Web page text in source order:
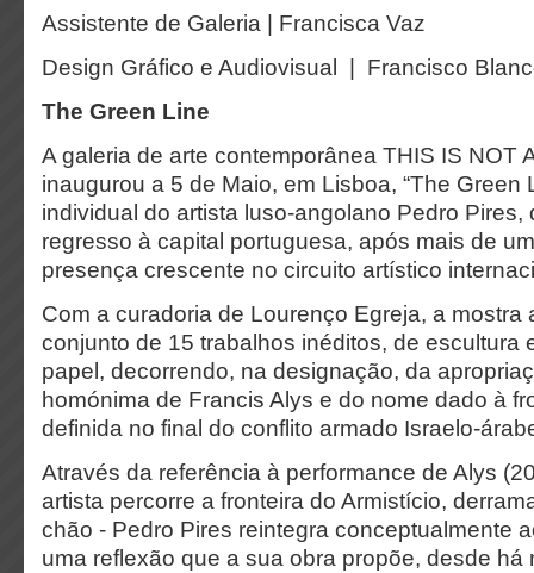
Assistente de Galeria | Francisca Vaz
Design Gráfico e Audiovisual | Francisco
The Green Line
A galeria de arte contemporânea THIS IS NOT
inaugurou a 5 de Maio, em Lisboa, “The Green
individual do artista luso-angolano Pedro Pires,
regresso à capital portuguesa, após mais de
presença crescente no circuito artístico
Com a curadoria de Lourenço Egreja, a mostra
conjunto de 15 trabalhos inéditos, de escultura
papel, decorrendo, na designação, da
homónima de Francis Alys e do nome dado à
definida no final do conflito armado Israelo-
Através da referência à performance de Alys
artista percorre a fronteira do Armistício,
chão - Pedro Pires reintegra conceptualmente
uma reflexão que a sua obra propõe, desde há